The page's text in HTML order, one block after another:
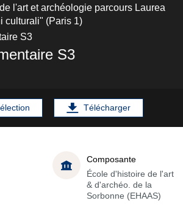
l'art et archéologie parcours Laurea
culturali" (Paris 1)
S3
S3
Télécharger
Composante
École d'histoire de l'art
& d'archéo. de la
Sorbonne (EHAAS)